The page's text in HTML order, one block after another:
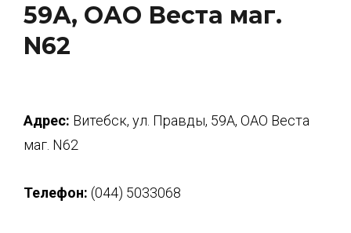
59А, ОАО Веста маг.
N62
Адрес: Витебск, ул. Правды, 59А, ОАО Веста
маг. N62
Телефон: (044) 5033068